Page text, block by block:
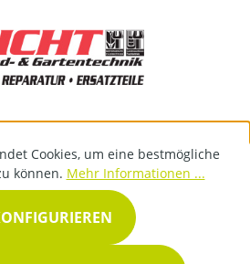
Cookies, um eine bestmögliche
können. Mehr Informationen ...